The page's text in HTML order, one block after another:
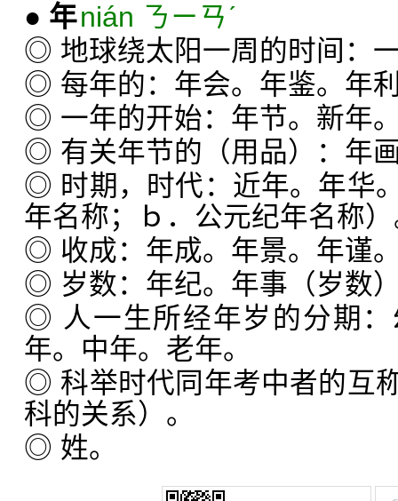
● 年nián ㄋㄧㄢˊ
◎ 地球绕太阳一周的时间：
◎ 每年的：年会。年鉴。年
◎ 一年的开始：年节。新年
◎ 有关年节的（用品）：年
◎ 时期，时代：近年。年华
年名称；ｂ．公元纪年名称
◎ 收成：年成。年景。年谨
◎ 岁数：年纪。年事（岁数
◎ 人一生所经年岁的分期
年。中年。老年。
◎ 科举时代同年考中者的互
科的关系）。
◎ 姓。